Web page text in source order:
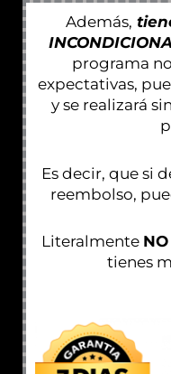
Además,
programa
expectativas,
y se realizará
Es decir, que si
reembolso,
Literalmente
tienes